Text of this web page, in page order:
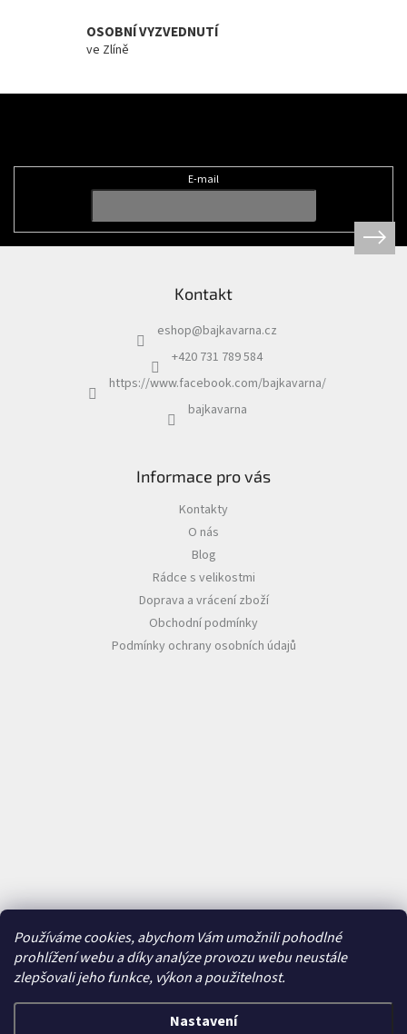
Používáme cookies, abychom Vám umožnili pohodlné
prohlížení webu a díky analýze provozu webu neustále
zlepšovali jeho funkce, výkon a použitelnost.
Nastavení
OSOBNÍ VYZVEDNUTÍ
ve Zlíně
E-mail
Kontakt
eshop@bajkavarna.cz
+420 731 789 584
https://www.facebook.com/bajkavarna/
bajkavarna
Informace pro vás
Kontakty
O nás
Blog
Rádce s velikostmi
Doprava a vrácení zboží
Obchodní podmínky
Podmínky ochrany osobních údajů